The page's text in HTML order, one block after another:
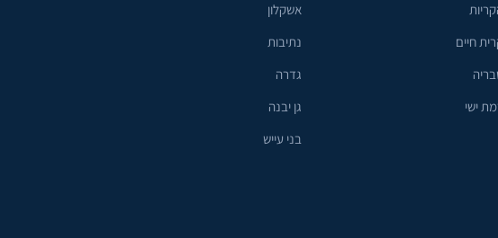
חיים
ישי
אשקלון
נתיבות
גדרה
גן יבנה
בני עייש